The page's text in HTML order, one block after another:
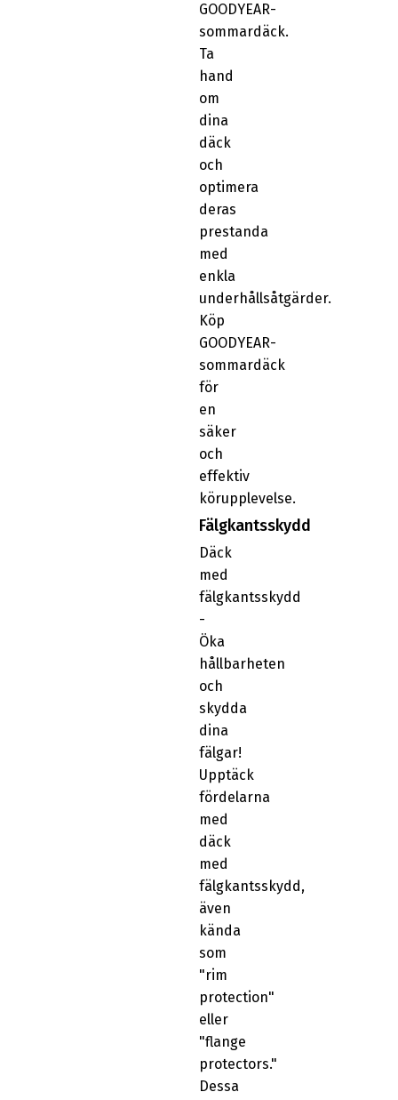
GOODYEAR-
sommardäck.
Ta
hand
om
dina
däck
och
optimera
deras
prestanda
med
enkla
underhållsåtgärder.
Köp
GOODYEAR-
sommardäck
för
en
säker
och
effektiv
körupplevelse.
Fälgkantsskydd
Däck
med
fälgkantsskydd
-
Öka
hållbarheten
och
skydda
dina
fälgar!
Upptäck
fördelarna
med
däck
med
fälgkantsskydd,
även
kända
som
"rim
protection"
eller
"flange
protectors."
Dessa